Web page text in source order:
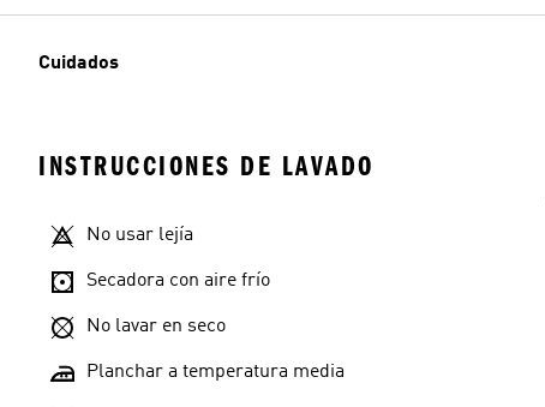
Cuidados
INSTRUCCIONES DE LAVADO
No usar lejía
Secadora con aire frío
No lavar en seco
Planchar a temperatura media